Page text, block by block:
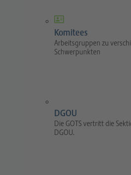
Komitees
Arbeitsgruppen zu
Schwerpunkten
DGOU
Die GOTS vertritt die
DGOU.